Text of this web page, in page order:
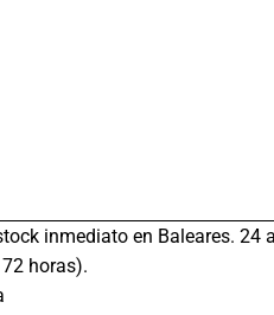
inmediato en Baleares. 24
horas).